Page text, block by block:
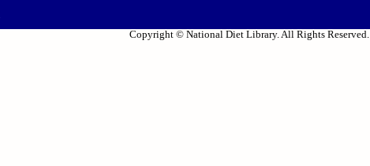
Copyright © National Diet Library. All Rights Reserved.